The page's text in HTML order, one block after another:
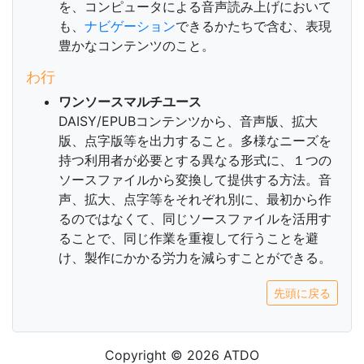
を、コンピュータによる音声読み上げにおいて
も、 ナビゲーションできるかたちで含む、表現
豊かなコンテンツのこと。
わ行
ワンソースマルチユース
DAISY/EPUBコンテンツから、音声版、拡大
版、点字版等を出力すること。多様なニーズを
持つ利用者が必要とする異なる形式に、１つの
ソースファイルから変換して提供する方法。音
声、拡大、点字等をそれぞれ別に、最初から作
るのではなくて、同じソースファイルを活用す
ることで、同じ作業を重複して行うことを避
け、製作にかかる労力を減らすことができる。
先頭に戻る
Copyright © 2026 ATDO